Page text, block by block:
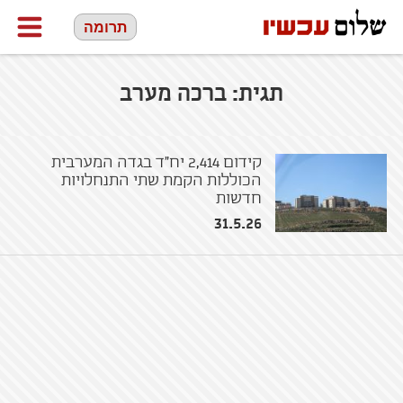
תרומה
תגית: ברכה מערב
קידום 2,414 יח"ד בגדה המערבית
הכוללות הקמת שתי התנחלויות
חדשות
31.5.26